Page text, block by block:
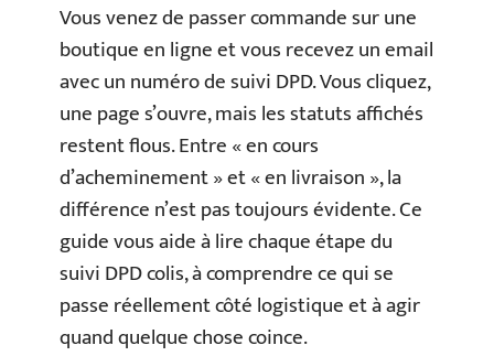
Vous venez de passer commande sur une
boutique en ligne et vous recevez un email
avec un numéro de suivi DPD. Vous cliquez,
une page s’ouvre, mais les statuts affichés
restent flous. Entre « en cours
d’acheminement » et « en livraison », la
différence n’est pas toujours évidente. Ce
guide vous aide à lire chaque étape du
suivi DPD colis, à comprendre ce qui se
passe réellement côté logistique et à agir
quand quelque chose coince.